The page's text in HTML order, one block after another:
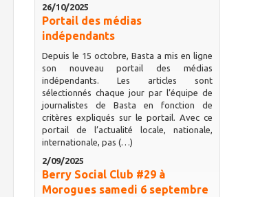
26/10/2025
Portail des médias
indépendants
Depuis le 15 octobre, Basta a mis en ligne
son nouveau portail des médias
indépendants. Les articles sont
sélectionnés chaque jour par l’équipe de
journalistes de Basta en fonction de
critères expliqués sur le portail. Avec ce
portail de l’actualité locale, nationale,
internationale, pas (…)
2/09/2025
Berry Social Club #29 à
Morogues samedi 6 septembre